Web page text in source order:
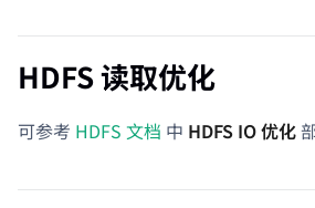
HDFS 读取优化
可参考 HDFS 文档 中 HDFS IO 优化